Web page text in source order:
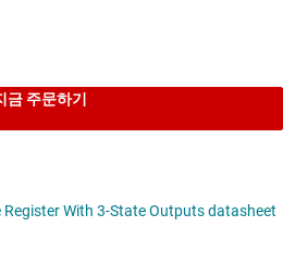
금 주문하기
Register With 3-State Outputs datasheet